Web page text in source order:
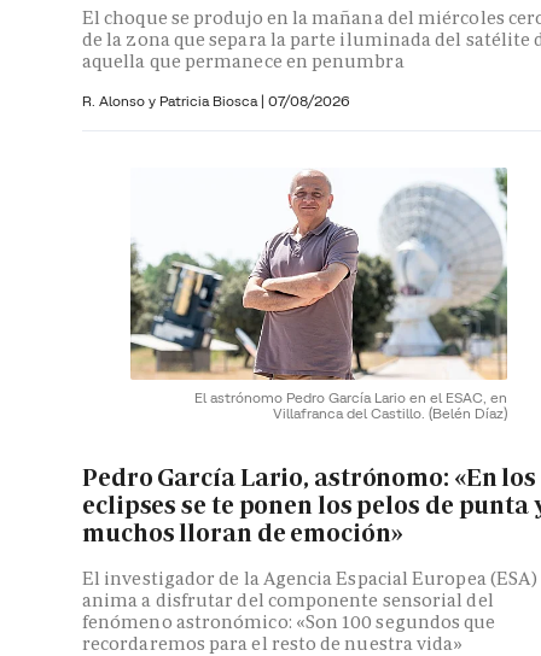
El choque se produjo en la mañana del miércoles
de la zona que separa la parte iluminada del satélite
aquella que permanece en penumbra
R. Alonso y Patricia Biosca | 07/08/2026
El astrónomo Pedro García Lario en el ESAC, en
Villafranca del Castillo. (Belén Díaz)
Pedro García Lario, astrónomo: «En los
eclipses se te ponen los pelos de punta
muchos lloran de emoción»
El investigador de la Agencia Espacial Europea (ESA)
anima a disfrutar del componente sensorial del
fenómeno astronómico: «Son 100 segundos que
recordaremos para el resto de nuestra vida»